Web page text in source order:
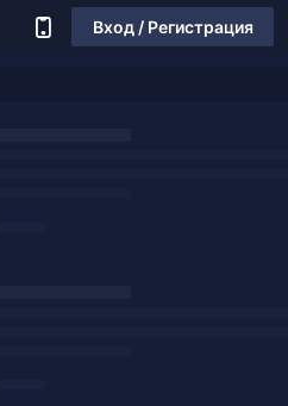
Вход / Регистрация